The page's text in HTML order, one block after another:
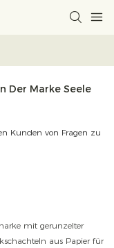
Der Marke Seele
Kunden von Fragen zu
mit gerunzelter
aus Papier für